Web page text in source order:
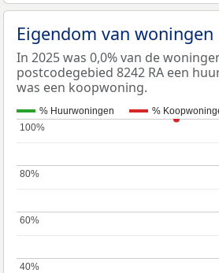
Eigendom van woningen
In 2025 was 0,0% van de
postcodegebied 8242 RA een
was een koopwoning.
% Huurwoningen %
40%
40%
60%
60%
80%
80%
100%
100%